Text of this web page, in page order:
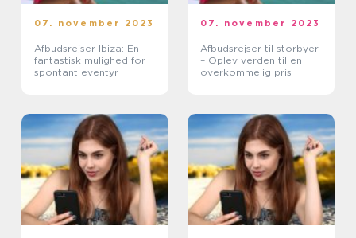
07. november 2023
Afbudsrejser Ibiza: En
fantastisk mulighed for
spontant eventyr
07. november 2023
Afbudsrejser til storbyer
– Oplev verden til en
overkommelig pris